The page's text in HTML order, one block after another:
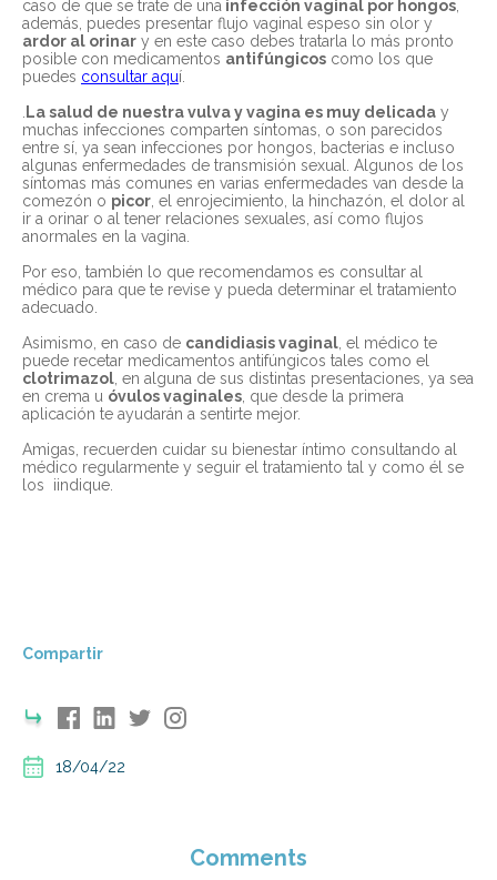
caso de que se trate de una infección vaginal por hongos,
además, puedes presentar flujo vaginal espeso sin olor y
ardor al orinar y en este caso debes tratarla lo más pronto
posible con medicamentos antifúngicos como los que
puedes consultar aquí.
. La salud de nuestra vulva y vagina es muy delicada y
muchas infecciones comparten síntomas, o son parecidos
entre sí, ya sean infecciones por hongos, bacterias e incluso
algunas enfermedades de transmisión sexual. Algunos de los
síntomas más comunes en varias enfermedades van desde la
comezón o picor, el enrojecimiento, la hinchazón, el dolor al
ir a orinar o al tener relaciones sexuales, así como flujos
anormales en la vagina.
Por eso, también lo que recomendamos es consultar al
médico para que te revise y pueda determinar el tratamiento
adecuado.
Asimismo, en caso de candidiasis vaginal, el médico te
puede recetar medicamentos antifúngicos tales como el
clotrimazol, en alguna de sus distintas presentaciones, ya sea
en crema u óvulos vaginales, que desde la primera
aplicación te ayudarán a sentirte mejor.
Amigas, recuerden cuidar su bienestar íntimo consultando al
médico regularmente y seguir el tratamiento tal y como él se
los iindique.
Compartir
18/04/22
Comments